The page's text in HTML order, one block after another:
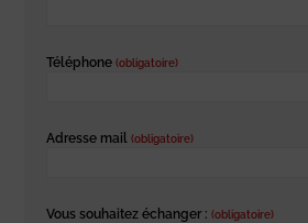
Téléphone(obligatoire)
Adresse mail(obligatoire)
Vous souhaitez échanger :(obligatoire)